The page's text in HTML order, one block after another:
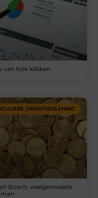
van loze klikken
DIENSTVERLENING
Bosch: veelgemaakte